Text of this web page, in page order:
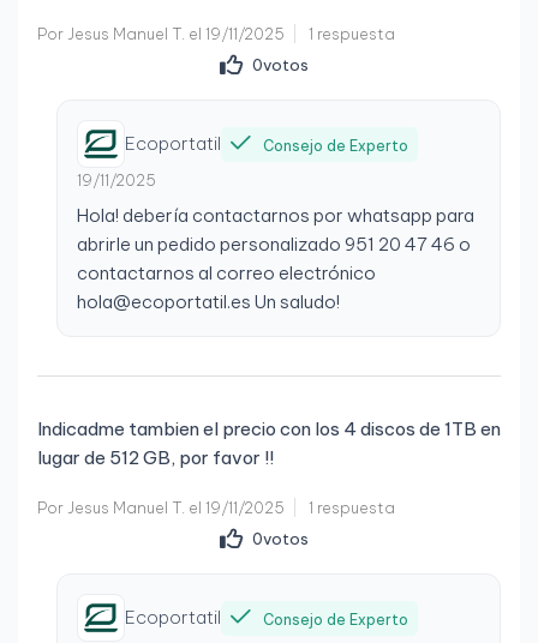
Por Jesus Manuel T. el 19/11/2025
1 respuesta
0votos
Ecoportatil Consejo de Experto
19/11/2025
Hola! debería contactarnos por whatsapp para
abrirle un pedido personalizado 951 20 47 46 o
contactarnos al correo electrónico
hola@ecoportatil.es Un saludo!
Indicadme tambien el precio con los 4 discos de 1TB en
lugar de 512 GB, por favor !!
Por Jesus Manuel T. el 19/11/2025
1 respuesta
0votos
Ecoportatil Consejo de Experto